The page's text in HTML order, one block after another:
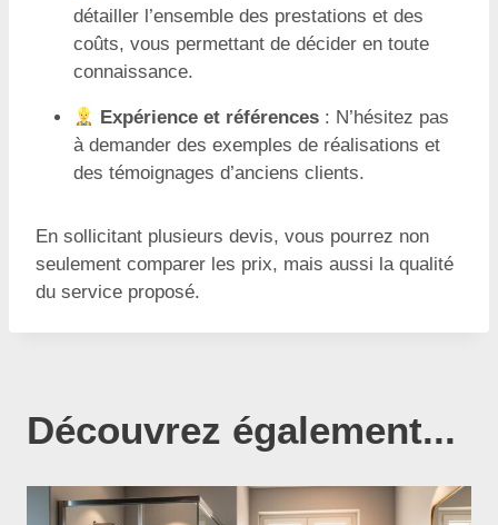
détailler l’ensemble des prestations et des
coûts, vous permettant de décider en toute
connaissance.
Expérience et références : N’hésitez pas
à demander des exemples de réalisations et
des témoignages d’anciens clients.
En sollicitant plusieurs devis, vous pourrez non
seulement comparer les prix, mais aussi la qualité
du service proposé.
Découvrez également...